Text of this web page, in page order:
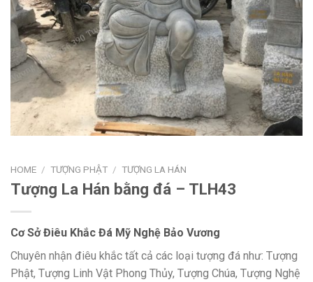
HOME / TƯỢNG PHẬT / TƯỢNG LA HÁN
Tượng La Hán bằng đá – TLH43
Cơ Sở Điêu Khắc Đá Mỹ Nghệ Bảo Vương
Chuyên nhận điêu khắc tất cả các loại tượng đá như: Tượng
Phật, Tượng Linh Vật Phong Thủy, Tượng Chúa, Tượng Nghệ